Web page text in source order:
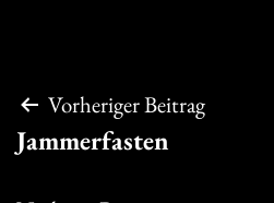
Beitragsnavigation
Vorheriger Beitrag
Jammerfasten